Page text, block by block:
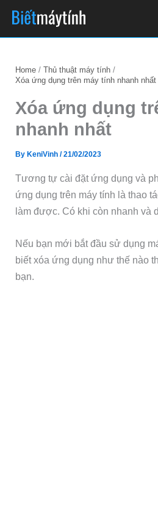
content
Home
Thủ thuật máy tính
Xóa ứng dụng trên máy tính nhanh nhất
Xóa ứng dụng
nhanh nhất
By KeniVinh/21/02/2023
Tương tự cài đặt ứng dụng và
ứng dụng trên máy tính là thao
làm được. Có khi còn nhanh và
Nếu bạn mới bắt đầu sử dụng
biết xóa ứng dụng như thế nào
bạn.